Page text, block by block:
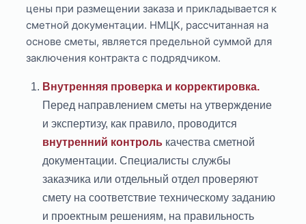
цены при размещении заказа и прикладывается к
сметной документации. НМЦК, рассчитанная на
основе сметы, является предельной суммой для
заключения контракта с подрядчиком.
Внутренняя проверка и корректировка.
Перед направлением сметы на утверждение
и экспертизу, как правило, проводится
внутренний контроль качества сметной
документации. Специалисты службы
заказчика или отдельный отдел проверяют
смету на соответствие техническому заданию
и проектным решениям, на правильность